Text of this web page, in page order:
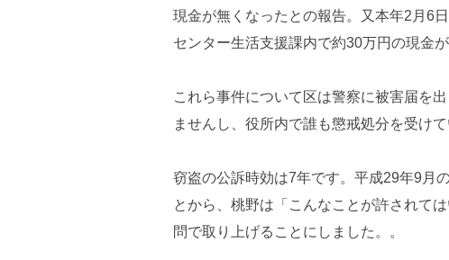
現金が無くなったとの報告。又本年2月6
センター生活支援課内で約30万円の現金
これら事件について区は警察に被害届を
ませんし、役所内で誰も懲戒処分を受けて
窃盗の公訴時効は7年です。平成29年9月
とから、桃野は「こんなことが許されて
問で取り上げることにしました。。